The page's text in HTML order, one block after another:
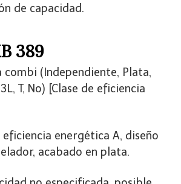
de capacidad.
389
combi (Independiente, Plata,
T, No) [Clase de eficiencia
eficiencia energética A, diseño
acabado en plata.